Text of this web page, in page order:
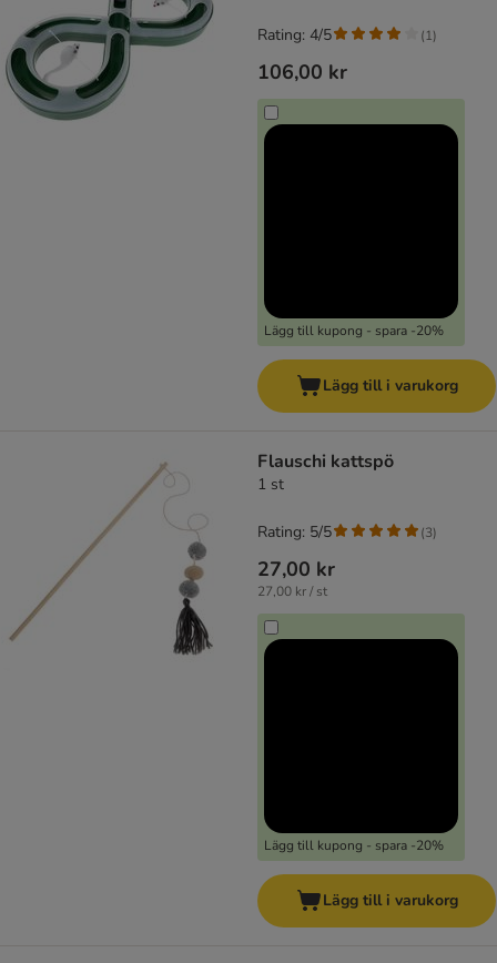
106,00 kr
Lägg till kupong - spara -20%
Rating: 4/5 (1)
Lägg till i varukorg
Flauschi kattspö
1 st
27,00 kr
27,00 kr / st
Lägg till kupong - spara -20%
Rating: 5/5 (3)
Lägg till i varukorg